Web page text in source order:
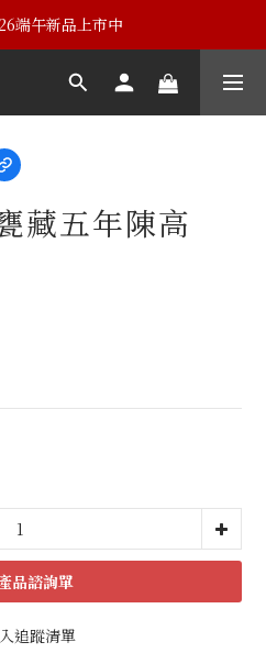
校102週年紀念酒
端午新品上市中
校102週年紀念酒
藏五年陳高
追蹤清單